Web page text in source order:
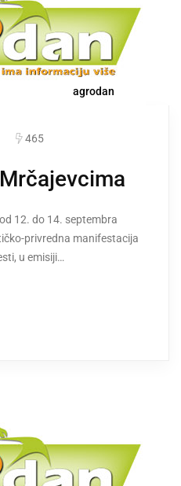
agrodan
465
12. do 14. septembra
privredna manifestacija
u emisiji…